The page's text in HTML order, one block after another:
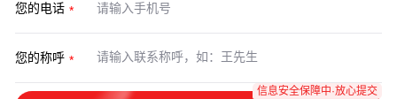
您的电话
您的称呼
信息安全保障中·放心提交